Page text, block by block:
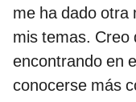
me ha dado otra
mis temas. Creo
encontrando en
conocerse más